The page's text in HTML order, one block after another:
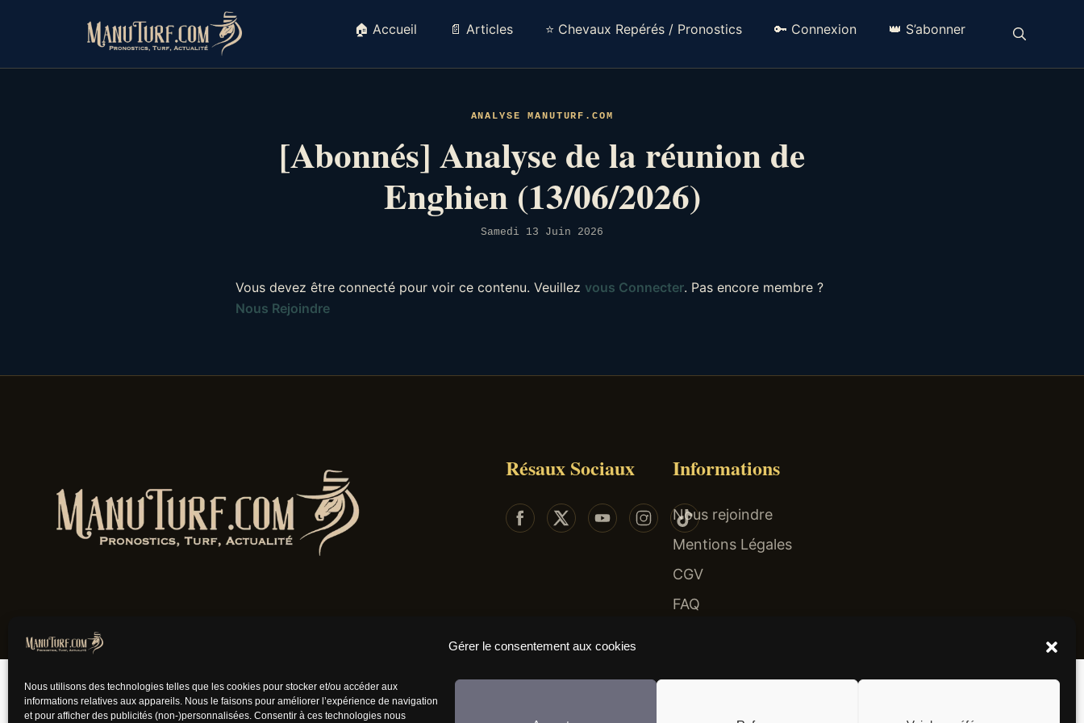
Gérer le consentement aux cookies
Nous utilisons des technologies telles que les cookies pour stocker et/ou accéder aux
informations relatives aux appareils. Nous le faisons pour améliorer l’expérience de navigation
et pour afficher des publicités (non-)personnalisées. Consentir à ces technologies nous
🏠 Accueil 📄 Articles ⭐ Chevaux Repérés / Pronostics 🔑 Connexion 👑 S’abonner
ANALYSE MANUTURF.COM
[Abonnés] Analyse de la réunion de
Enghien (13/06/2026)
Samedi 13 Juin 2026
Vous devez être connecté pour voir ce contenu. Veuillez vous Connecter. Pas encore membre ?
Nous Rejoindre
Résaux Sociaux Informations
Nous rejoindre
Mentions Légales
CGV
FAQ